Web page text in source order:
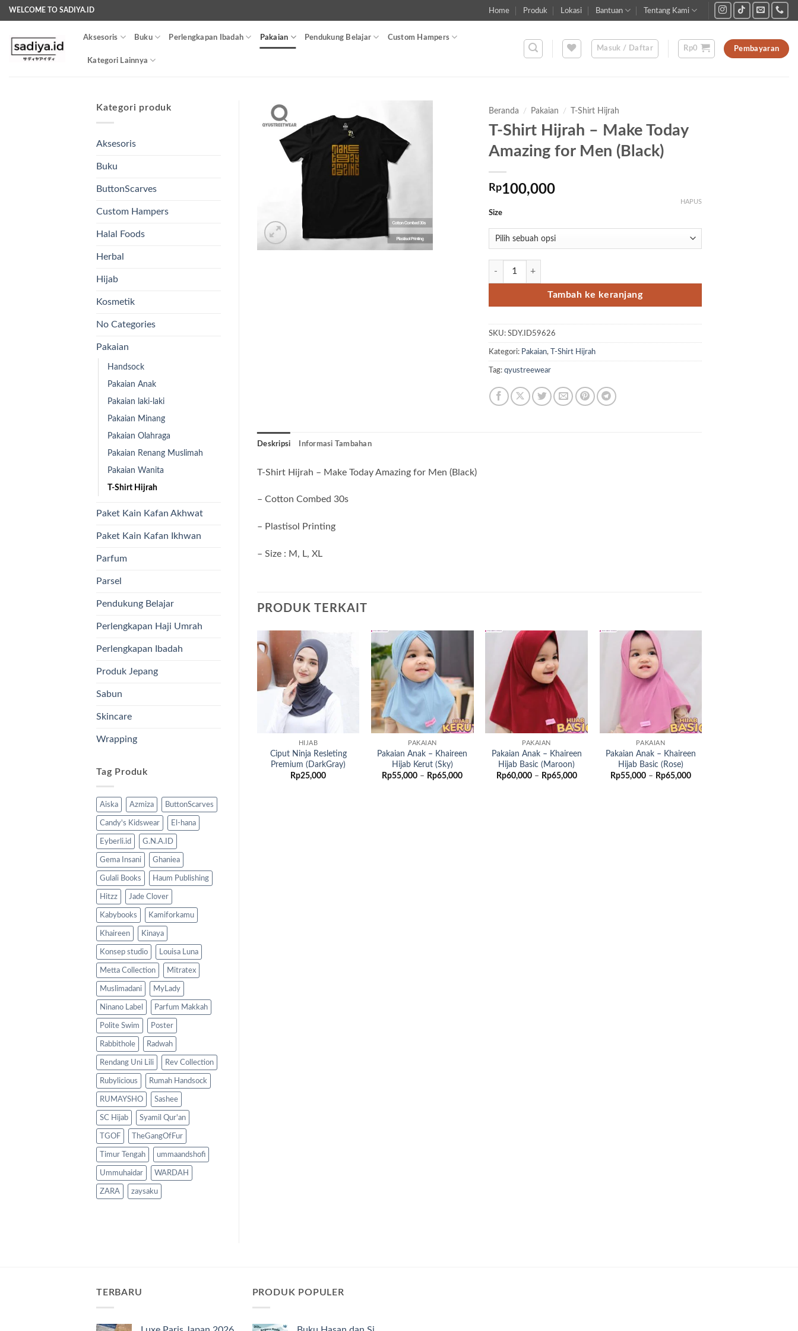
Skip
to
content
WELCOME TO SADIYA.ID Home Produk Lokasi Bantuan Tentang Kami
Aksesoris Buku Perlengkapan Ibadah Pakaian Pendukung Belajar Custom Hampers
Kategori Lainnya
Masuk / Daftar Rp0 Pembayaran
Kategori produk
Aksesoris
Buku
ButtonScarves
Custom Hampers
Halal Foods
Herbal
Hijab
Kosmetik
No Categories
Pakaian
Handsock
Pakaian Anak
Pakaian laki-laki
Pakaian Minang
Pakaian Olahraga
Pakaian Renang Muslimah
Pakaian Wanita
T-Shirt Hijrah
Paket Kain Kafan Akhwat
Paket Kain Kafan Ikhwan
Parfum
Parsel
Pendukung Belajar
Perlengkapan Haji Umrah
Perlengkapan Ibadah
Produk Jepang
Sabun
Skincare
Wrapping
Tag Produk
Aiska Azmiza ButtonScarves
Candy's Kidswear El-hana
Eyberli.id G.N.A.ID
Gema Insani Ghaniea
Gulali Books Haum Publishing
Hitzz Jade Clover
Kabybooks Kamiforkamu
Khaireen Kinaya
Konsep studio Louisa Luna
Metta Collection Mitratex
Muslimadani MyLady
Ninano Label Parfum Makkah
Polite Swim Poster
Rabbithole Radwah
Rendang Uni Lili Rev Collection
Rubylicious Rumah Handsock
RUMAYSHO Sashee
SC Hijab Syamil Qur'an
TGOF TheGangOfFur
Timur Tengah ummaandshofi
Ummuhaidar WARDAH
ZARA zaysaku
Add to
wishlist
Beranda / Pakaian / T-Shirt Hijrah
T-Shirt Hijrah – Make Today
Amazing for Men (Black)
Rp100,000
Size
HAPUS
Kuantitas T-Shirt Hijrah - Make Today Amazing for Men (Black)
Tambah ke keranjang
SKU: SDY.ID59626
Kategori: Pakaian, T-Shirt Hijrah
Tag: qyustreewear
Deskripsi Informasi Tambahan
T-Shirt Hijrah – Make Today Amazing for Men (Black)
– Cotton Combed 30s
– Plastisol Printing
– Size : M, L, XL
PRODUK TERKAIT
HIJAB
Ciput Ninja Resleting
Premium (DarkGray)
Rp25,000
PAKAIAN
Pakaian Anak – Khaireen
Hijab Kerut (Sky)
Rp55,000 – Rp65,000Rentang
Add to
wishlist
PAKAIAN
Pakaian Anak – Khaireen
Hijab Basic (Maroon)
Rp60,000 – Rp65,000Rentang
PAKAIAN
Pakaian Anak – Khaireen
Hijab Basic (Rose)
Rp55,000 – Rp65,000Rentang
TERBARU PRODUK POPULER